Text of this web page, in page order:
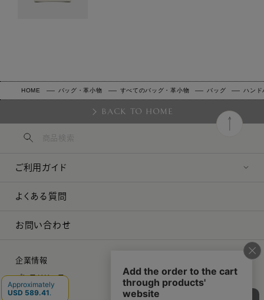
HOME バッグ・革小物 すべてのバッグ・革小物 バッグ ハンド
BACK TO HOME
ご利用ガイド
よくある質問
お問い合わせ
企業情報
プレスリリース
採用情報